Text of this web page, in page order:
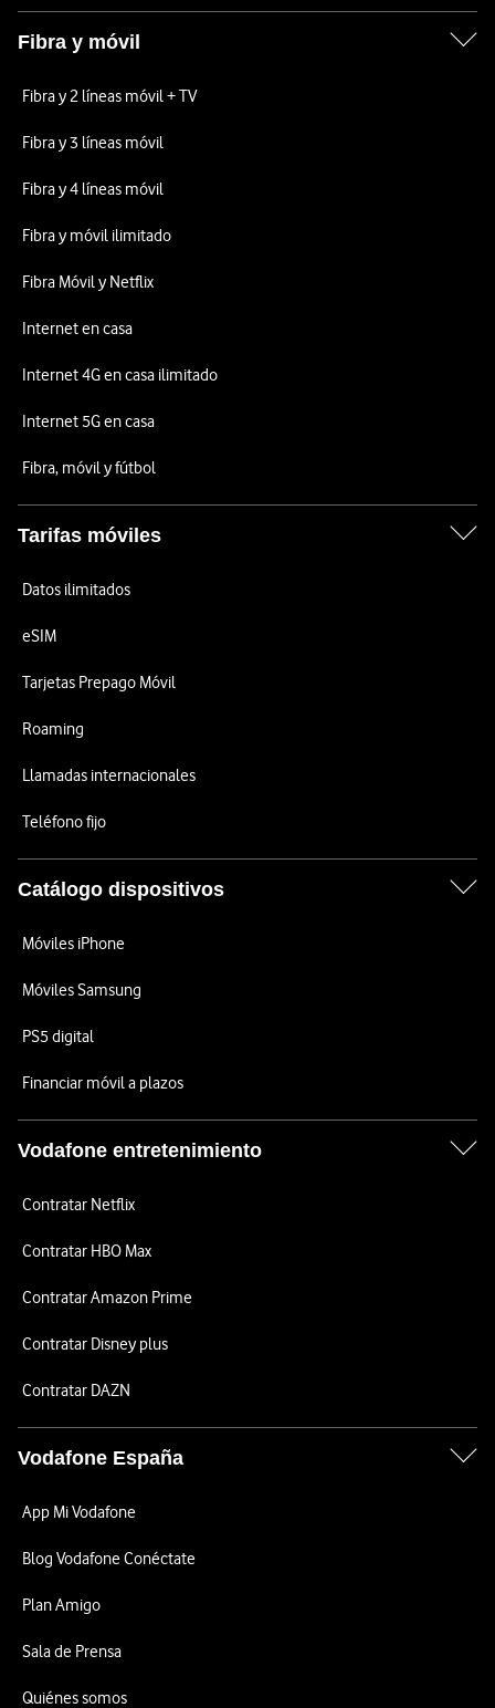
Fibra y móvil
Fibra y 2 líneas móvil + TV
Fibra y 3 líneas móvil
Fibra y 4 líneas móvil
Fibra y móvil ilimitado
Fibra Móvil y Netflix
Internet en casa
Internet 4G en casa ilimitado
Internet 5G en casa
Fibra, móvil y fútbol
Tarifas móviles
Datos ilimitados
eSIM
Tarjetas Prepago Móvil
Roaming
Llamadas internacionales
Teléfono fijo
Catálogo dispositivos
Móviles iPhone
Móviles Samsung
PS5 digital
Financiar móvil a plazos
Vodafone entretenimiento
Contratar Netflix
Contratar HBO Max
Contratar Amazon Prime
Contratar Disney plus
Contratar DAZN
Vodafone España
App Mi Vodafone
Blog Vodafone Conéctate
Plan Amigo
Sala de Prensa
Quiénes somos